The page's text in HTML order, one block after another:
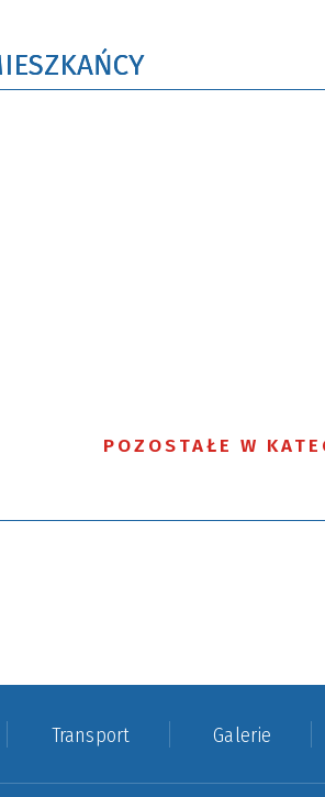
POZOSTAŁE W
Transport Galerie